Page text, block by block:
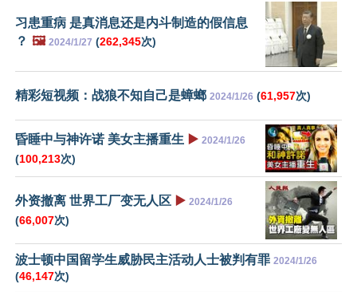
习患重病 是真消息还是内斗制造的假信息
？ 🖼️ 2024/1/27 (262,345次)
精彩短视频：战狼不知自己是蟑螂 2024/1/26 (61,957次)
昏睡中与神许诺 美女主播重生 ▶️ 2024/1/26
(100,213次)
外资撤离 世界工厂变无人区 ▶️ 2024/1/26
(66,007次)
波士顿中国留学生威胁民主活动人士被判有罪 2024/1/26
(46,147次)